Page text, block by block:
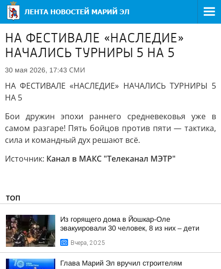
НА ФЕСТИВАЛЕ «НАСЛЕДИЕ»
НАЧАЛИСЬ ТУРНИРЫ 5 НА 5
30 мая 2026, 17:43 СМИ
НА ФЕСТИВАЛЕ «НАСЛЕДИЕ» НАЧАЛИСЬ ТУРНИРЫ 5
НА 5
Бои дружин эпохи раннего средневековья уже в
самом разгаре! Пять бойцов против пяти — тактика,
сила и командный дух решают всё.
Источник: Канал в МАКС "Телеканал МЭТР"
ТОП
Из горящего дома в Йошкар-Оле
эвакуировали 30 человек, 8 из них – дети
Вчера, 20:25
Глава Марий Эл вручил строителям